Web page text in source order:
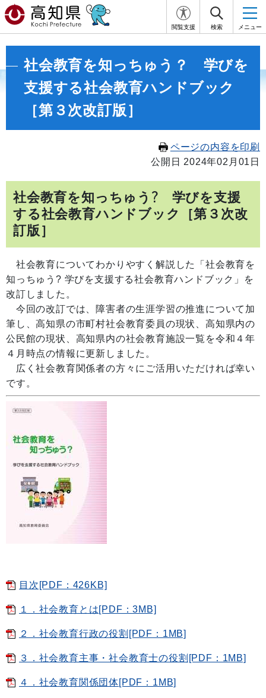
閲覧支援 検索 メニュー
社会教育を知っちゅう？ 学びを
支援する社会教育ハンドブック
［第３次改訂版］
ページの内容を印刷
公開日 2024年02月01日
社会教育を知っちゅう? 学びを支援
する社会教育ハンドブック［第３次改
訂版］
社会教育についてわかりやすく解説した「社会教育を
知っちゅう? 学びを支援する社会教育ハンドブック」を
改訂しました。
今回の改訂では、障害者の生涯学習の推進について加
筆し、高知県の市町村社会教育委員の現状、高知県内の
公民館の現状、高知県内の社会教育施設一覧を令和４年
４月時点の情報に更新しました。
広く社会教育関係者の方々にご活用いただければ幸い
です。
目次[PDF：426KB]
１．社会教育とは[PDF：3MB]
２．社会教育行政の役割[PDF：1MB]
３．社会教育主事・社会教育士の役割[PDF：1MB]
４．社会教育関係団体[PDF：1MB]